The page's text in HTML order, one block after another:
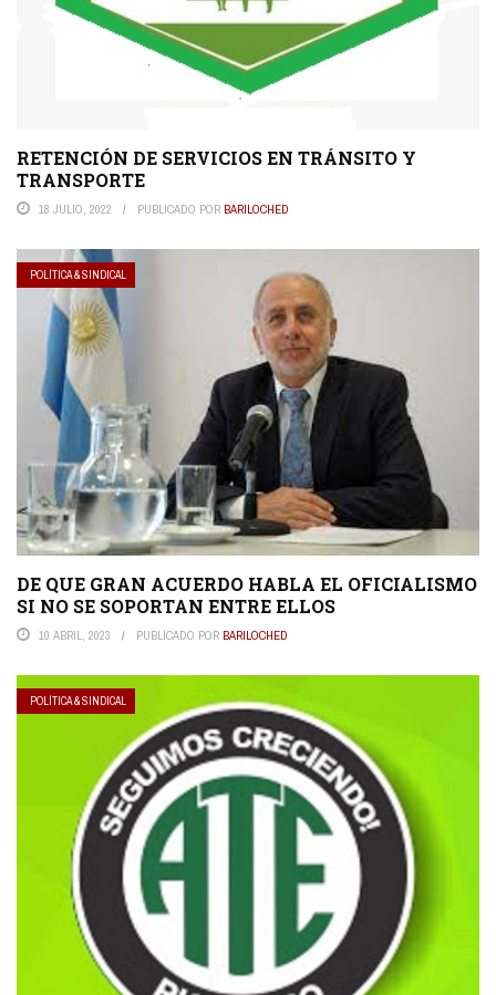
RETENCIÓN DE SERVICIOS EN TRÁNSITO Y
TRANSPORTE
18 JULIO, 2022 PUBLICADO POR BARILOCHED
POLÍTICA & SINDICAL
DE QUE GRAN ACUERDO HABLA EL OFICIALISMO
SI NO SE SOPORTAN ENTRE ELLOS
10 ABRIL, 2023 PUBLICADO POR BARILOCHED
POLÍTICA & SINDICAL